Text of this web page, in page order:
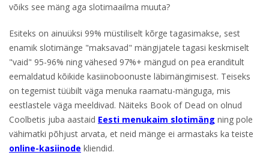
võiks see mäng aga slotimaailma muuta?
Esiteks on ainuüksi 99% müstiliselt kõrge tagasimakse, sest
enamik slotimänge "maksavad" mängijatele tagasi keskmiselt
"vaid" 95-96% ning vähesed 97%+ mängud on pea eranditult
eemaldatud kõikide kasiinoboonuste läbimängimisest. Teiseks
on tegemist tüübilt väga menuka raamatu-mänguga, mis
eestlastele väga meeldivad. Näiteks Book of Dead on olnud
Coolbetis juba aastaid Eesti menukaim slotimäng ning pole
vähimatki põhjust arvata, et neid mänge ei armastaks ka teiste
online-kasiinode kliendid.